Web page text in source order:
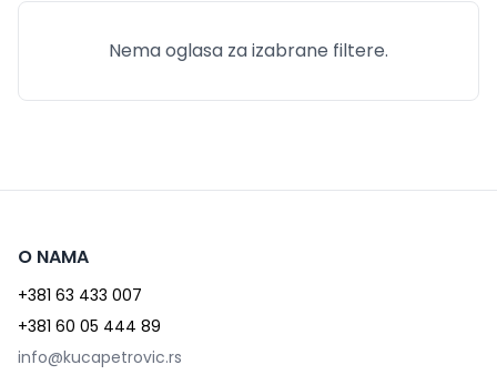
Nema oglasa za izabrane filtere.
O NAMA
+381 63 433 007
+381 60 05 444 89
info@kucapetrovic.rs